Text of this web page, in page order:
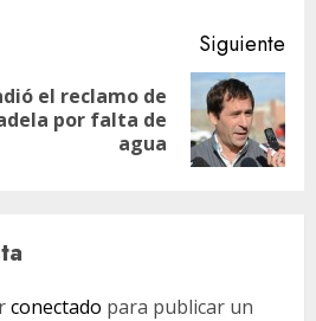
Siguiente
el reclamo de
por falta de
agua
conectado para publicar un